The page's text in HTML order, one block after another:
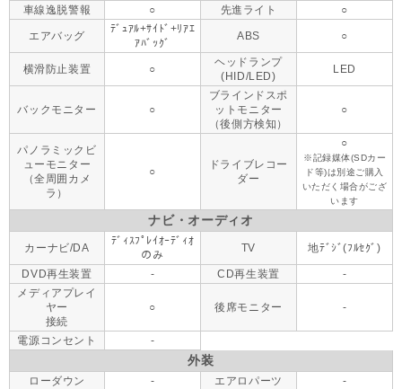
車線逸脱警報 ○ 先進ライト ○
エアバッグ
ﾃﾞｭｱﾙ+ｻｲﾄﾞ+ﾘｱｴ
ｱﾊﾞｯｸﾞ
ABS ○
横滑防止装置 ○
ヘッドランプ
(HID/LED)
LED
バックモニター ○
ブラインドスポ
ットモニター
（後側方検知）
○
パノラミックビ
ューモニター
（全周囲カメ
ラ）
○
ドライブレコー
ダー
○
※記録媒体(SDカー
ド等)は別途ご購入
いただく場合がござ
います
ナビ・オーディオ
カーナビ/DA
ﾃﾞｨｽﾌﾟﾚｲｵｰﾃﾞｨｵ
のみ
TV 地ﾃﾞｼﾞ(ﾌﾙｾｸﾞ)
DVD再生装置 - CD再生装置
-
メディアプレイ
ヤー
接続
○ 後席モニター -
電源コンセント -
外装
ローダウン - エアロパーツ
-